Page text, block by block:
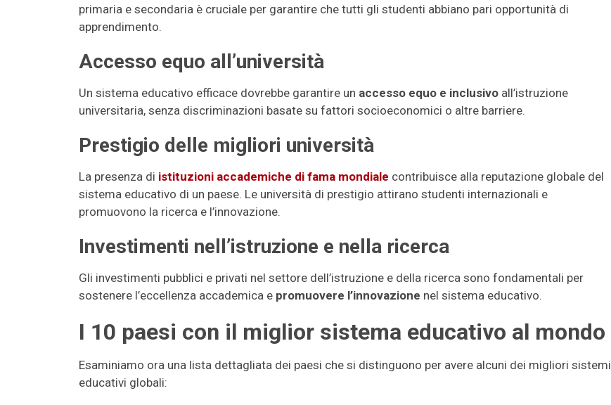
primaria e secondaria è cruciale per garantire che tutti gli studenti abbiano pari opportunità di
apprendimento.
Accesso equo all’università
Un sistema educativo efficace dovrebbe garantire un accesso equo e inclusivo all’istruzione
universitaria, senza discriminazioni basate su fattori socioeconomici o altre barriere.
Prestigio delle migliori università
La presenza di istituzioni accademiche di fama mondiale contribuisce alla reputazione globale del
sistema educativo di un paese. Le università di prestigio attirano studenti internazionali e
promuovono la ricerca e l’innovazione.
Investimenti nell’istruzione e nella ricerca
Gli investimenti pubblici e privati ​​nel settore dell’istruzione e della ricerca sono fondamentali per
sostenere l’eccellenza accademica e promuovere l’innovazione nel sistema educativo.
I 10 paesi con il miglior sistema educativo al mondo
Esaminiamo ora una lista dettagliata dei paesi che si distinguono per avere alcuni dei migliori sistemi
educativi globali: